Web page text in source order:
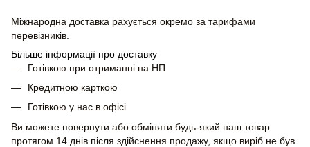
Міжнародна доставка рахується окремо за тарифами
перевізників.
Більше інформації про доставку
Готівкою при отриманні на НП
Кредитною карткою
Готівкою у нас в офісі
Ви можете повернути або обміняти будь-який наш товар
протягом 14 днів після здійснення продажу, якщо виріб не був